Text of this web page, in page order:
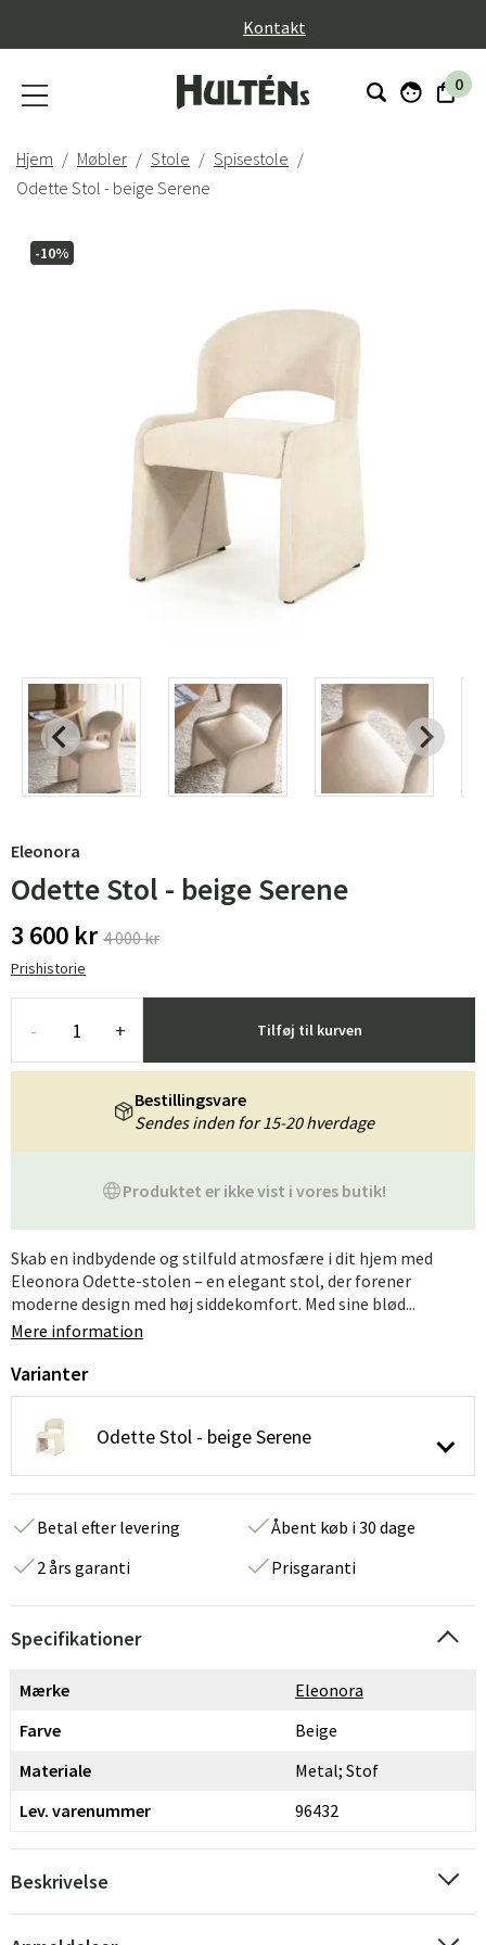
Kontakt
0
Hjem Møbler Stole
Spisestole
Odette Stol - beige Serene
-10%
Eleonora
Odette Stol - beige Serene
3 600 kr 4 000 kr
Prishistorie
- + Tilføj til kurven
Produktet er ikke vist i vores butik!
Bestillingsvare
Sendes inden for 15-20 hverdage
Skab en indbydende og stilfuld atmosfære i dit hjem med
Eleonora Odette-stolen – en elegant stol, der forener
moderne design med høj siddekomfort. Med sine blød...
Mere information
Varianter
Odette Stol - beige Serene
Betal efter levering
Åbent køb i 30 dage
2 års garanti
Prisgaranti
Specifikationer
Mærke
Eleonora
Farve
Beige
Materiale
Metal; Stof
Lev. varenummer
96432
Beskrivelse